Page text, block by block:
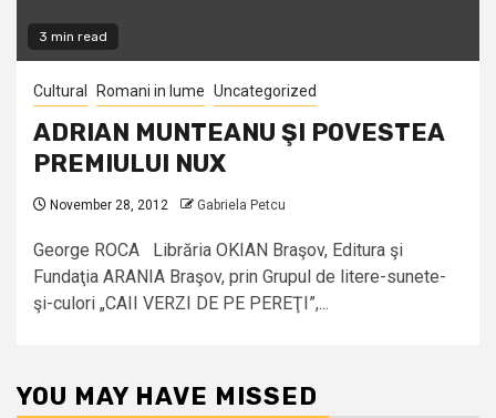
3 min read
Cultural Romani in lume Uncategorized
ADRIAN MUNTEANU ŞI POVESTEA
PREMIULUI NUX
November 28, 2012 Gabriela Petcu
George ROCA Librăria OKIAN Braşov, Editura şi
Fundaţia ARANIA Braşov, prin Grupul de litere-sunete-
şi-culori „CAII VERZI DE PE PEREŢI”,...
YOU MAY HAVE MISSED